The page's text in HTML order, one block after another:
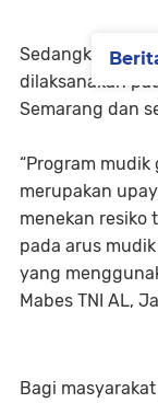
Sedangkan
dilaksanakan
Semarang dan
“Program
merupakan
menekan resiko
pada arus
yang
Mabes TNI AL,
Bagi